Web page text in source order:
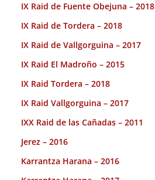
IX Raid de Fuente Obejuna – 2018
IX Raid de Tordera – 2018
IX Raid de Vallgorguina – 2017
IX Raid El Madroño – 2015
IX Raid Tordera – 2018
IX Raid Vallgorguina – 2017
IXX Raid de las Cañadas – 2011
Jerez – 2016
Karrantza Harana – 2016